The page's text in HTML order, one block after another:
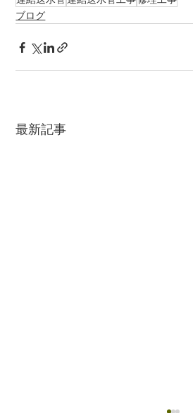
ブログ
最新記事